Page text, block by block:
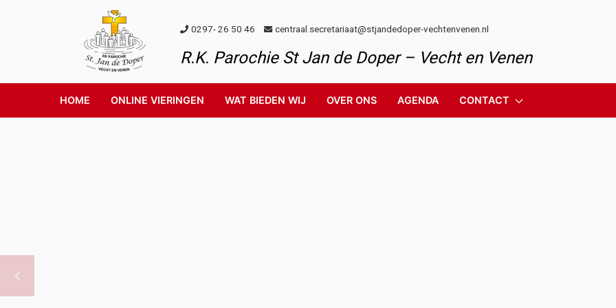
0297- 26 50 46 centraal.secretariaat@stjandedoper-vechtenvenen.nl
R.K. Parochie St Jan de Doper – Vecht en Venen
HOME ONLINE VIERINGEN WAT BIEDEN WIJ OVER ONS AGENDA CONTACT